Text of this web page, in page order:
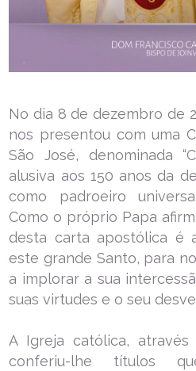
No dia 8 de dezembro de
nos presentou com uma
São José, denominada
alusiva aos 150 anos da
como padroeiro
Como o próprio Papa
desta carta apostólica é
este grande Santo, para
a implorar a sua
suas virtudes e o seu
A Igreja católica,
conferiu-lhe títulos